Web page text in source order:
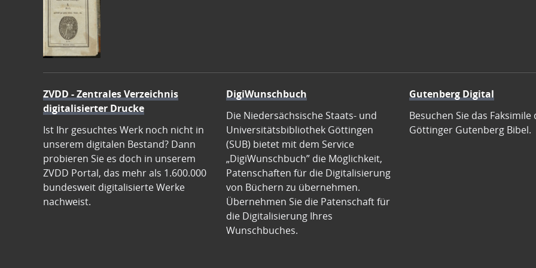
ZVDD - Zentrales Verzeichnis
digitalisierter Drucke
Ist Ihr gesuchtes Werk noch nicht in
unserem digitalen Bestand? Dann
probieren Sie es doch in unserem
ZVDD Portal, das mehr als 1.600.000
bundesweit digitalisierte Werke
nachweist.
DigiWunschbuch
Die Niedersächsische Staats- und
Universitätsbibliothek Göttingen
(SUB) bietet mit dem Service
„DigiWunschbuch” die Möglichkeit,
Patenschaften für die Digitalisierung
von Büchern zu übernehmen.
Übernehmen Sie die Patenschaft für
die Digitalisierung Ihres
Wunschbuches.
Gutenberg Digital
Besuchen Sie das Faksimile
Göttinger Gutenberg Bibel.